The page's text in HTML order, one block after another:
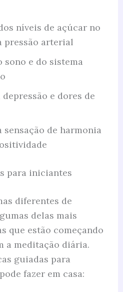
níveis de açúcar no
pressão arterial
sono e do sistema
depressão e dores de
sensação de harmonia
para iniciantes
diferentes de
delas mais
que estão começando
a meditação diária.
guiadas para
fazer em casa: